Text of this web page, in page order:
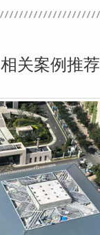
相关案例推荐